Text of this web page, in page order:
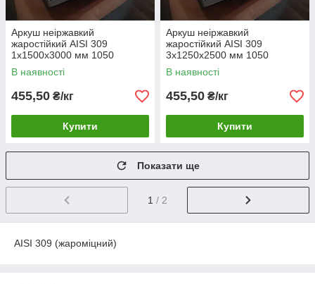
Аркуш неіржавкий
жаростійкий AISI 309
1х1500х3000 мм 1050
градусів
В наявності
455,50 ₴/кг
Купити
Аркуш неіржавкий
жаростійкий AISI 309
3х1250х2500 мм 1050
градусів
В наявності
455,50 ₴/кг
Купити
Показати ще
1 / 2
AISI 309 (жароміцний)